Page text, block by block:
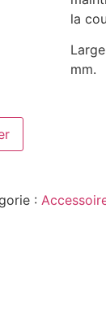
la
mm.
: